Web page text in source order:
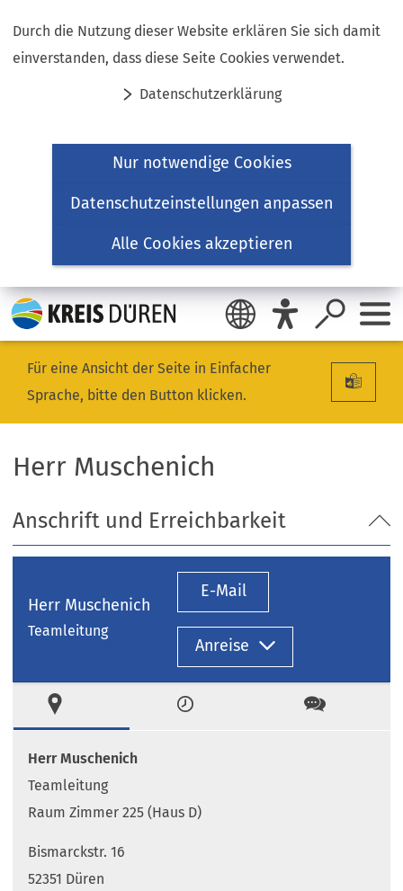
Durch die Nutzung dieser Website erklären Sie sich damit
einverstanden, dass diese Seite Cookies verwendet.
Datenschutzerklärung
Nur notwendige Cookies
Datenschutzeinstellungen anpassen
Alle Cookies akzeptieren
Inhalt anspringen
Für eine Ansicht der Seite in Einfacher
Sprache, bitte den Button klicken.
Herr Muschenich
Anschrift und Erreichbarkeit
Herr Muschenich
Teamleitung
E-Mail
Anreise
Zeiten Kontakt
Herr Muschenich
Teamleitung
Raum Zimmer 225 (Haus D)
Bismarckstr. 16
52351 Düren